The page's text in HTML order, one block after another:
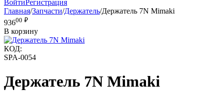
ВойтиРегистрация
Главная/Запчасти/Держатель/Держатель 7N Mimaki
93600 ₽
В корзину
КОД:
SPA-0054
Держатель 7N Mimaki